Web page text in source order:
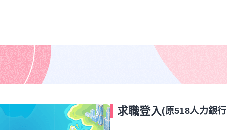
求職登入(原518人力銀